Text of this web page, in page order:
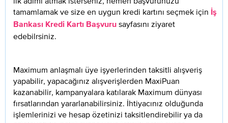
tamamlamak ve size en uygun kredi kartını seçmek için İş
Bankası Kredi Kartı Başvuru sayfasını ziyaret
edebilrsiniz.
Maximum anlaşmalı üye işyerlerinden taksitli alışveriş
yapabilir, yapacağınız alışverişlerden MaxiPuan
kazanabilir, kampanyalara katılarak Maximum dünyası
fırsatlarından yararlanabilirsiniz. İhtiyacınız olduğunda
işlemlerinizi ve hesap özetinizi taksitlendirebilir ya da